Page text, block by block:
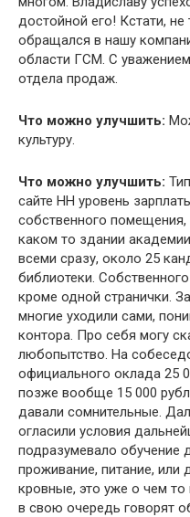
достойной его! Кстати,
обращался в нашу
области ГСМ. С
отдела продаж.
Что можно улучшить:
культуру.
Что можно улучшить:
сайте HH уровень
собственного
каком то здании
всеми сразу, около 25
библиотеки.
кроме одной странички.
многие уходили сами,
контора. Про себя могу
любопытство. На
официального оклада 25
позже вообще 15 000
давали сомнительные.
огласили условия
подразумевало обучение
проживание, питание,
кровные, это уже о чем то
в свою очередь говорят